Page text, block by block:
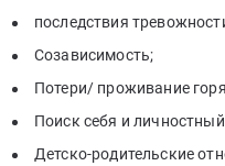
последствия
Созависимость;
Потери/ проживание
Поиск себя и
Детско-родительские